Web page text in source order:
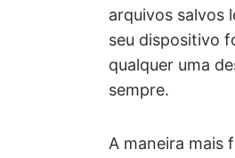
arquivos salvos
seu dispositivo
qualquer uma
sempre.
A maneira mais